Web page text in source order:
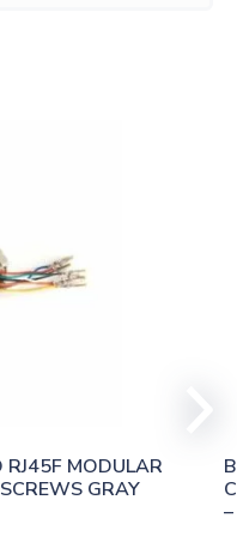
MODULAR
GRAY